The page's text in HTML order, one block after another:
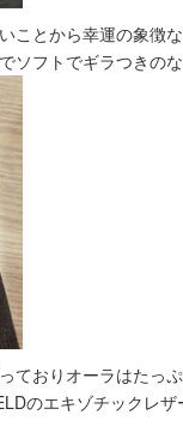
ことから幸運の象徴
ソフトでギラつきの
ておりオーラはたっ
のエキゾチックレ